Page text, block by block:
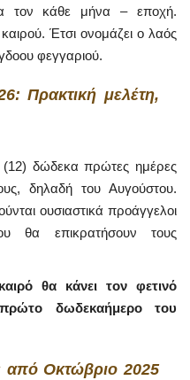
τον κάθε μήνα – εποχή.
Έτσι ονομάζει ο λαός
φεγγαριού.
Πρακτική μελέτη,
(12) δώδεκα πρώτες ημέρες
δηλαδή του Αυγούστου.
ουσιαστικά προάγγελοι
θα επικρατήσουν τους
θα κάνει τον φετινό
δωδεκαήμερο του
από Οκτώβριο 2025